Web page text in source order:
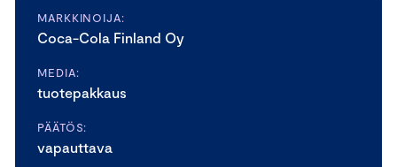
MARKKINOIJA:
Coca-Cola Finland Oy
MEDIA:
tuotepakkaus
PÄÄTÖS:
vapauttava